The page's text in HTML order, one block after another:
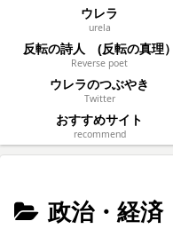
ウレラ
urela
反転の詩人 (反転の真理）
Reverse poet
ウレラのつぶやき
Twitter
おすすめサイト
recommend
政治・経済